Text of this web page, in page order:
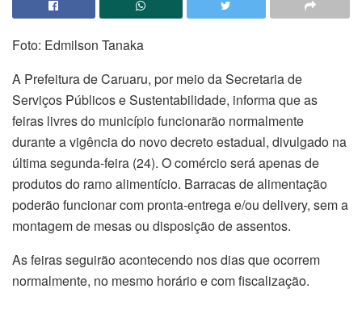
Foto: Edmilson Tanaka
A Prefeitura de Caruaru, por meio da Secretaria de
Serviços Públicos e Sustentabilidade, informa que as
feiras livres do município funcionarão normalmente
durante a vigência do novo decreto estadual, divulgado na
última segunda-feira (24). O comércio será apenas de
produtos do ramo alimentício. Barracas de alimentação
poderão funcionar com pronta-entrega e/ou delivery, sem a
montagem de mesas ou disposição de assentos.
As feiras seguirão acontecendo nos dias que ocorrem
normalmente, no mesmo horário e com fiscalização.